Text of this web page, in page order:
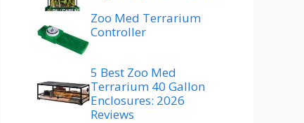
Zoo Med Terrarium
Controller
5 Best Zoo Med
Terrarium 40 Gallon
Enclosures: 2026
Reviews